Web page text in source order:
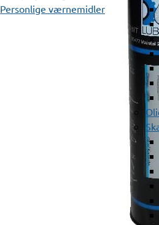
Personlige værnemidler